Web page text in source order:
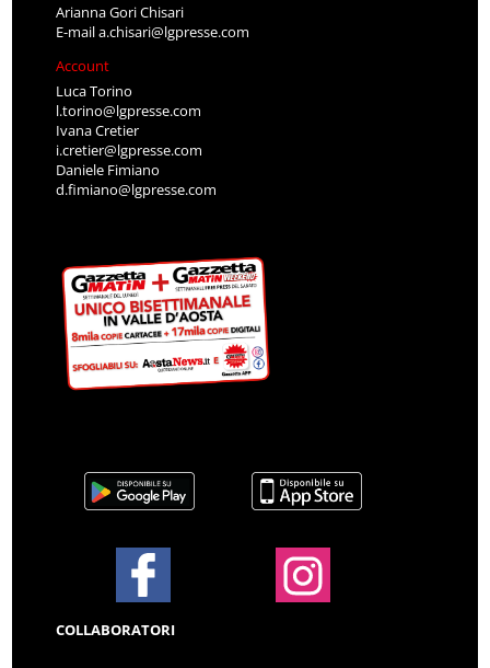
Arianna Gori Chisari
E-maila.chisari@lgpresse.com
Account
Luca Torino
l.torino@lgpresse.com
Ivana Cretier
i.cretier@lgpresse.com
Daniele Fimiano
d.fimiano@lgpresse.com
COLLABORATORI